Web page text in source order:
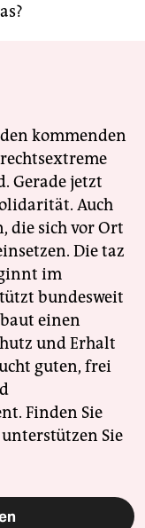
kommenden
Gerade jetzt
Auch
die sich vor Ort
Die taz
im
bundesweit
einen
und Erhalt
guten, frei
Finden Sie
Sie